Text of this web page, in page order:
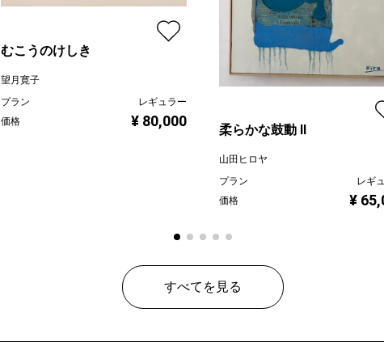
むこうのけしき
望月寛子
プラン
レギュラー
価格
¥ 80,000
柔らかな鼓動 Ⅱ
山田ヒロヤ
プラン
レギ
価格
¥
すべてを見る